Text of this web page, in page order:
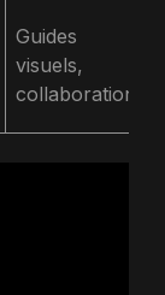
Guides
visuels,
collaborations